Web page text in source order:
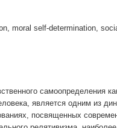
moral self-determination,
самоопределения
является одним из
посвященных